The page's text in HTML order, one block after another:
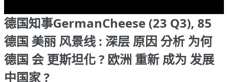
德国知事GermanCheese (23 Q3), 85
德国 美丽 风景线 : 深层 原因 分析 为何
德国 会 更斯坦化 ? 欧洲 重新 成为 发展
中国家 ?